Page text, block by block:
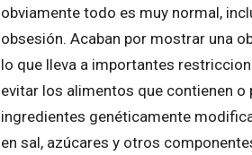
obviamente todo es muy normal,
obsesión. Acaban por mostrar una
lo que lleva a importantes
evitar los alimentos que contienen
ingredientes genéticamente
en sal, azúcares y otros